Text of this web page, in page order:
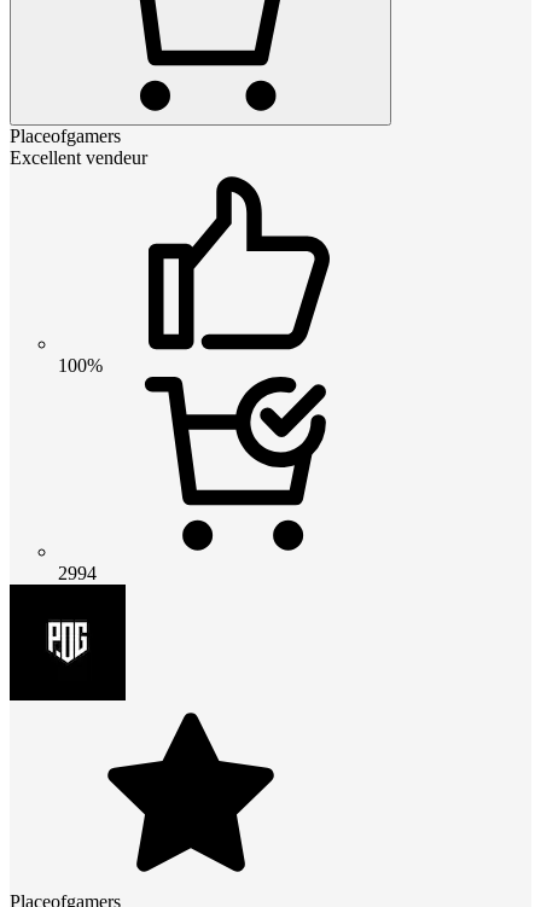
Placeofgamers
Excellent vendeur
100%
2994
Placeofgamers